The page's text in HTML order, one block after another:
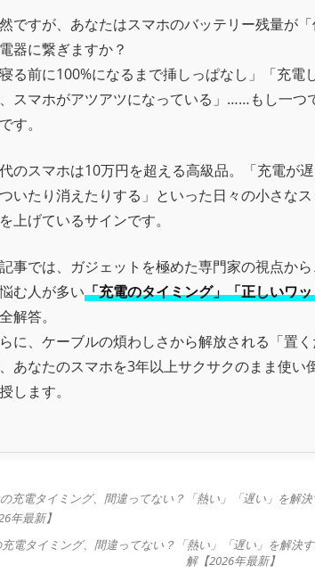
ですが、あなたはスマホのバッテリー残量が
器に繋ぎますか？
寝る前に100%になるまで挿しっぱなし」「充電
スマホがアツアツになっている」……もし一つ
す。
のスマホは10万円を超える高級品。「充電が
いたり消えたりする」といった日々の小さな
上げているサインです。
事では、ガジェットを極めた専門家の視点か
む人が多い「充電のタイミング」「正しいワ
解答。
に、ケーブルの煩わしさから解放される「置
あなたのスマホを3年以上サクサクのまま使い
します。
充電タイミング、間違ってない？「熱い」「遅い」を解決
解【2026年最新】